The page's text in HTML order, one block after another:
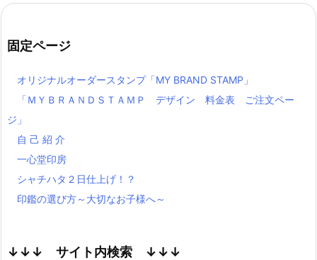
固定ページ
オリジナルオーダースタンプ「MY BRAND STAMP」
「ＭＹＢＲＡＮＤＳＴＡＭＰ デザイン 料金表 ご注文ペー
ジ」
自 己 紹 介
一心堂印房
シャチハタ２日仕上げ！？
印鑑の選び方～大切なお子様へ～
↓↓↓ サイト内検索 ↓↓↓